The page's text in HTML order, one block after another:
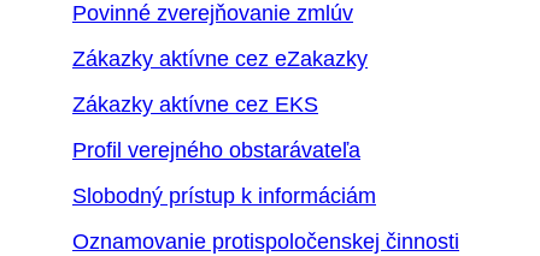
Povinné zverejňovanie zmlúv
Zákazky aktívne cez eZakazky
Zákazky aktívne cez EKS
Profil verejného obstarávateľa
Slobodný prístup k informáciám
Oznamovanie protispoločenskej činnosti